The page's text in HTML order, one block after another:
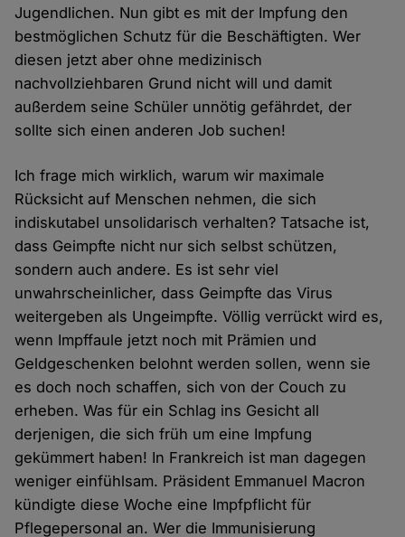
Jugendlichen. Nun gibt es mit der Impfung den
bestmöglichen Schutz für die Beschäftigten. Wer
diesen jetzt aber ohne medizinisch
nachvollziehbaren Grund nicht will und damit
außerdem seine Schüler unnötig gefährdet, der
sollte sich einen anderen Job suchen!
Ich frage mich wirklich, warum wir maximale
Rücksicht auf Menschen nehmen, die sich
indiskutabel unsolidarisch verhalten? Tatsache ist,
dass Geimpfte nicht nur sich selbst schützen,
sondern auch andere. Es ist sehr viel
unwahrscheinlicher, dass Geimpfte das Virus
weitergeben als Ungeimpfte. Völlig verrückt wird es,
wenn Impffaule jetzt noch mit Prämien und
Geldgeschenken belohnt werden sollen, wenn sie
es doch noch schaffen, sich von der Couch zu
erheben. Was für ein Schlag ins Gesicht all
derjenigen, die sich früh um eine Impfung
gekümmert haben! In Frankreich ist man dagegen
weniger einfühlsam. Präsident Emmanuel Macron
kündigte diese Woche eine Impfpflicht für
Pflegepersonal an. Wer die Immunisierung